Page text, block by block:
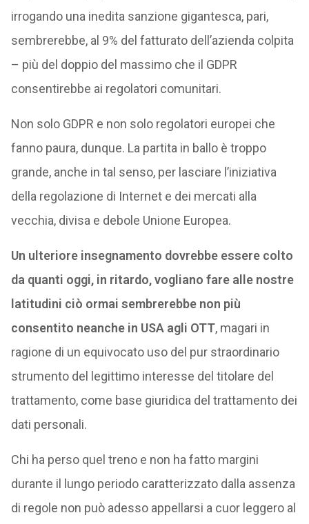
irrogando una inedita sanzione gigantesca, pari,
sembrerebbe, al 9% del fatturato dell’azienda colpita
– più del doppio del massimo che il GDPR
consentirebbe ai regolatori comunitari.
Non solo GDPR e non solo regolatori europei che
fanno paura, dunque. La partita in ballo è troppo
grande, anche in tal senso, per lasciare l’iniziativa
della regolazione di Internet e dei mercati alla
vecchia, divisa e debole Unione Europea.
Un ulteriore insegnamento dovrebbe essere colto
da quanti oggi, in ritardo, vogliano fare alle nostre
latitudini ciò ormai sembrerebbe non più
consentito neanche in USA agli OTT, magari in
ragione di un equivocato uso del pur straordinario
strumento del legittimo interesse del titolare del
trattamento, come base giuridica del trattamento dei
dati personali.
Chi ha perso quel treno e non ha fatto margini
durante il lungo periodo caratterizzato dalla assenza
di regole non può adesso appellarsi a cuor leggero al